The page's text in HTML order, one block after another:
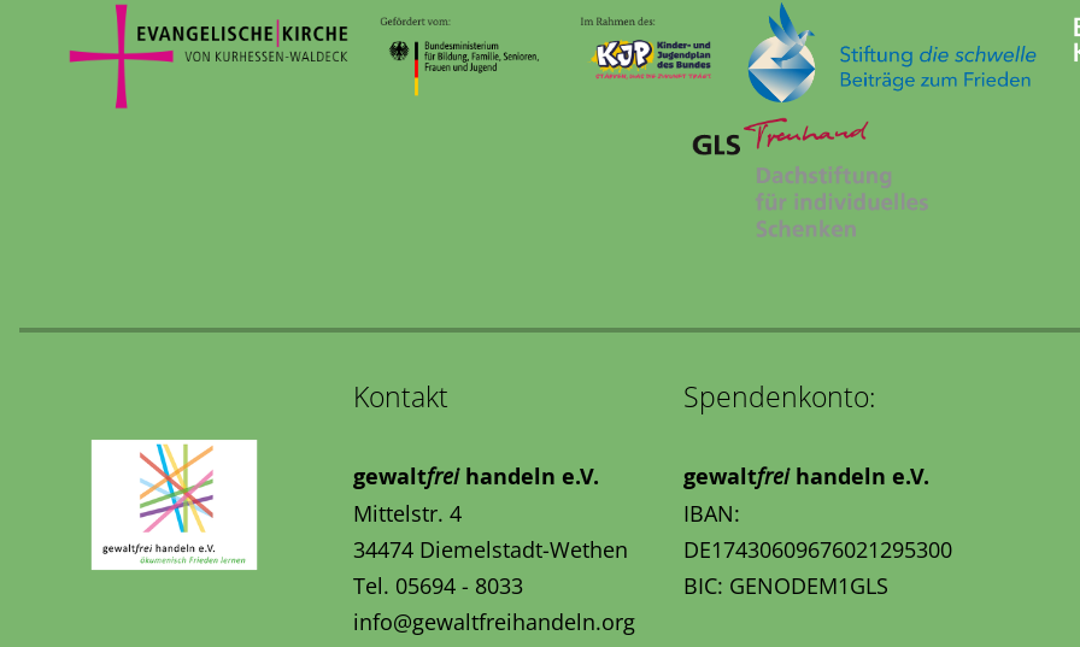
Kontakt
gewaltfreihandeln e.V.
Mittelstr. 4
34474 Diemelstadt-Wethen
Tel. 05694 - 8033
info@gewaltfreihandeln.org
Spendenkonto:
gewaltfreihandeln e.V.
IBAN:
DE17430609676021295300
BIC: GENODEM1GLS